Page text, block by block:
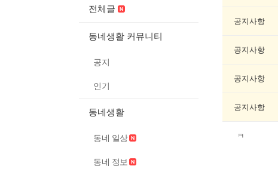
전체글
동네생활 커뮤니티
공지
인기
동네생활
동네 일상
동네 정보
공지사항
공지사항
공지사항
공지사항
ㅋ